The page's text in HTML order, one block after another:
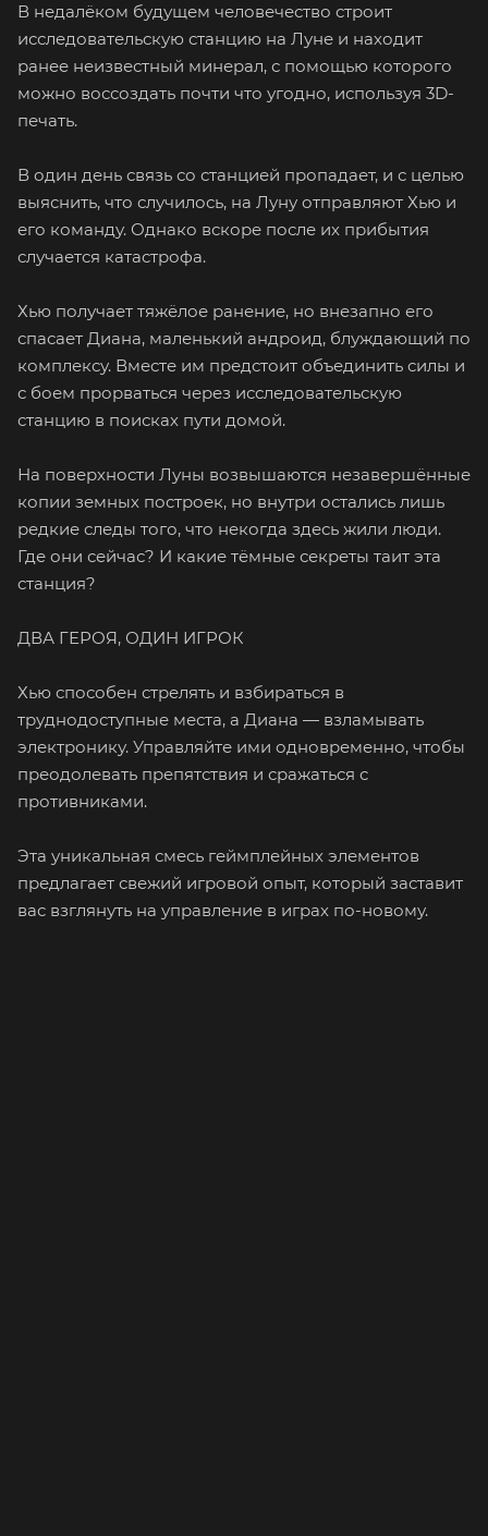
В недалёком будущем человечество строит
исследовательскую станцию на Луне и находит
ранее неизвестный минерал, с помощью которого
можно воссоздать почти что угодно, используя 3D-
печать.
В один день связь со станцией пропадает, и с целью
выяснить, что случилось, на Луну отправляют Хью и
его команду. Однако вскоре после их прибытия
случается катастрофа.
Хью получает тяжёлое ранение, но внезапно его
спасает Диана, маленький андроид, блуждающий по
комплексу. Вместе им предстоит объединить силы и
с боем прорваться через исследовательскую
станцию в поисках пути домой.
На поверхности Луны возвышаются незавершённые
копии земных построек, но внутри остались лишь
редкие следы того, что некогда здесь жили люди.
Где они сейчас? И какие тёмные секреты таит эта
станция?
ДВА ГЕРОЯ, ОДИН ИГРОК
Хью способен стрелять и взбираться в
труднодоступные места, а Диана — взламывать
электронику. Управляйте ими одновременно, чтобы
преодолевать препятствия и сражаться с
противниками.
Эта уникальная смесь геймплейных элементов
предлагает свежий игровой опыт, который заставит
вас взглянуть на управление в играх по-новому.